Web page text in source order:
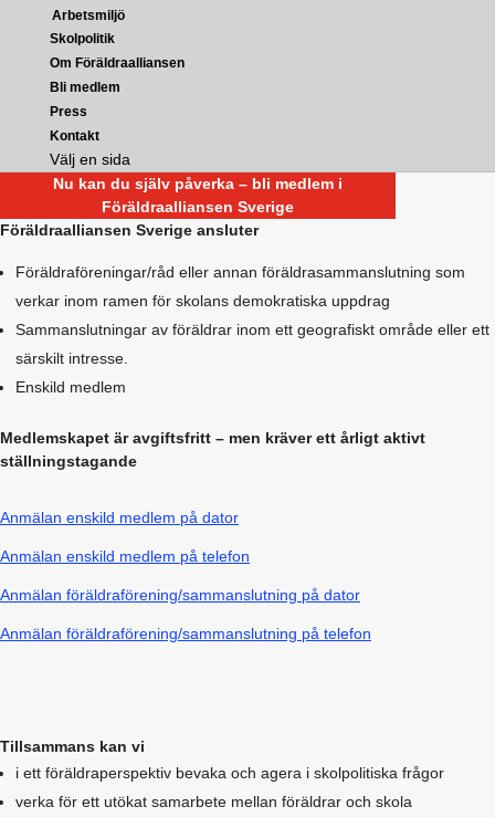
Arbetsmiljö
Skolpolitik
Om Föräldraalliansen
Bli medlem
Press
Kontakt
Välj en sida
Nu kan du själv påverka – bli medlem i
Föräldraalliansen Sverige
Föräldraalliansen Sverige ansluter
Föräldraföreningar/råd eller annan föräldrasammanslutning som
verkar inom ramen för skolans demokratiska uppdrag
Sammanslutningar av föräldrar inom ett geografiskt område eller ett
särskilt intresse.
Enskild medlem
Medlemskapet är avgiftsfritt – men kräver ett årligt aktivt
ställningstagande
Anmälan enskild medlem på dator
Anmälan enskild medlem på telefon
Anmälan föräldraförening/sammanslutning på dator
Anmälan föräldraförening/sammanslutning på telefon
Tillsammans kan vi
i ett föräldraperspektiv bevaka och agera i skolpolitiska frågor
verka för ett utökat samarbete mellan föräldrar och skola